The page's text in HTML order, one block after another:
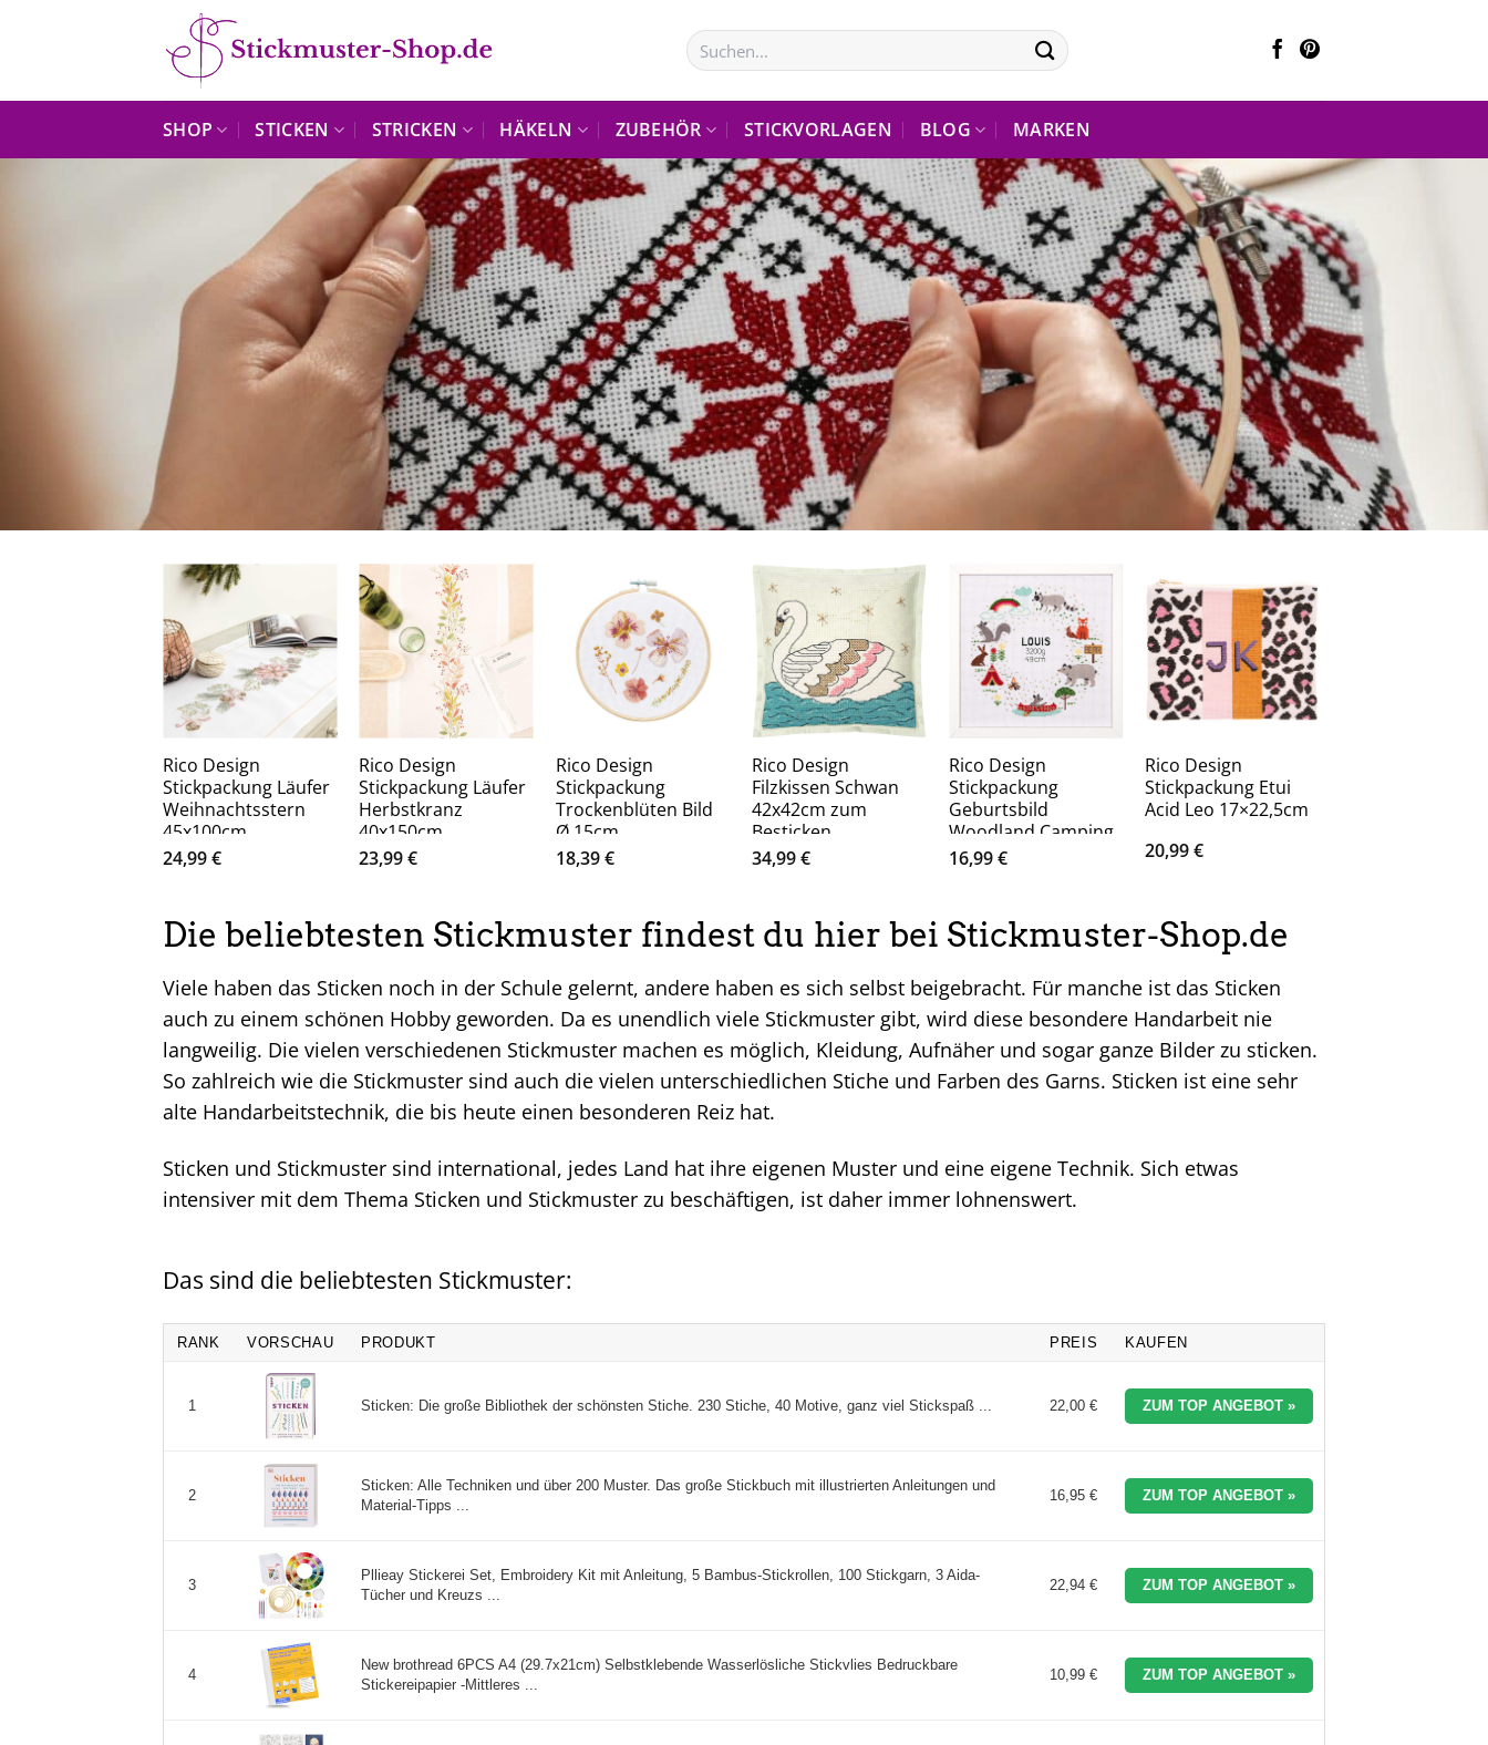
Suchen
nach:
SHOP STICKEN STRICKEN HÄKELN ZUBEHÖR STICKVORLAGEN BLOG MARKEN
Rico Design
Stickpackung Läufer
Weihnachtsstern
45x100cm
24,99€
Rico Design
Stickpackung Läufer
Herbstkranz
40x150cm
23,99€
Rico Design
Stickpackung
Trockenblüten Bild
Ø 15cm
18,39€
Rico Design
Filzkissen Schwan
42x42cm zum
Besticken
34,99€
Rico Design
Stickpackung
Geburtsbild
Woodland Camping
24x24cm
16,99€
Rico Design
Stickpackung Etui
Acid Leo 17×22,5cm
20,99€
Die beliebtesten Stickmuster findest du hier bei Stickmuster-Shop.de
Viele haben das Sticken noch in der Schule gelernt, andere haben es sich selbst beigebracht. Für manche ist das Sticken
auch zu einem schönen Hobby geworden. Da es unendlich viele Stickmuster gibt, wird diese besondere Handarbeit nie
langweilig. Die vielen verschiedenen Stickmuster machen es möglich, Kleidung, Aufnäher und sogar ganze Bilder zu sticken.
So zahlreich wie die Stickmuster sind auch die vielen unterschiedlichen Stiche und Farben des Garns. Sticken ist eine sehr
alte Handarbeitstechnik, die bis heute einen besonderen Reiz hat.
Sticken und Stickmuster sind international, jedes Land hat ihre eigenen Muster und eine eigene Technik. Sich etwas
intensiver mit dem Thema Sticken und Stickmuster zu beschäftigen, ist daher immer lohnenswert.
Das sind die beliebtesten Stickmuster:
RANK VORSCHAU PRODUKT PREIS KAUFEN
1 Sticken: Die große Bibliothek der schönsten Stiche. 230 Stiche, 40 Motive, ganz viel Stickspaß ... 22,00 € ZUM TOP ANGEBOT »
2
Sticken: Alle Techniken und über 200 Muster. Das große Stickbuch mit illustrierten Anleitungen und
Material-Tipps ...
16,95 € ZUM TOP ANGEBOT »
3
Pllieay Stickerei Set, Embroidery Kit mit Anleitung, 5 Bambus-Stickrollen, 100 Stickgarn, 3 Aida-
Tücher und Kreuzs ...
22,94 € ZUM TOP ANGEBOT »
4
New brothread 6PCS A4 (29.7x21cm) Selbstklebende Wasserlösliche Stickvlies Bedruckbare
Stickereipapier -Mittleres ...
10,99 € ZUM TOP ANGEBOT »